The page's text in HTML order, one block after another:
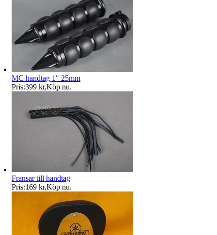
MC handtag 1" 25mm
Pris:399 kr,Köp nu.
Fransar till handtag
Pris:169 kr,Köp nu.